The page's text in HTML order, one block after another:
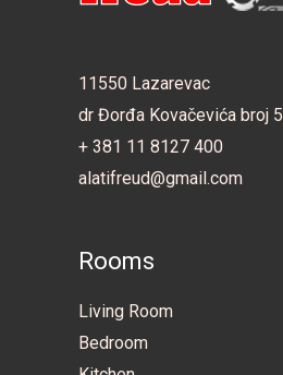
11550 Lazarevac
dr Đorđa Kovačevića broj 5
+ 381 11 8127 400
alatifreud@gmail.com
Rooms
Living Room
Bedroom